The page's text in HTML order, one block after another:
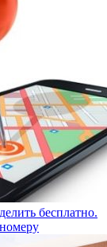
бесплатно.